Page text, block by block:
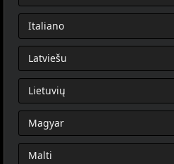
Italiano
Latviešu
Lietuvių
Magyar
Malti